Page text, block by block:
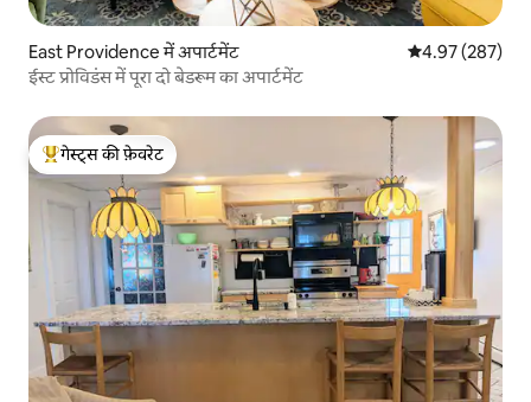
East Providence में अपार्टमेंट औसत रेटिंग 5 में से
4.97 (287)
ईस्ट प्रोविडंस में पूरा दो बेडरूम का अपार्टमेंट
गेस्ट्स का टॉप फ़ेवरेट
गेस्ट्स की फ़ेवरेट